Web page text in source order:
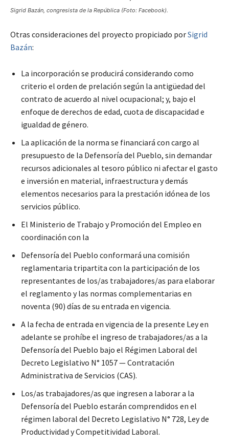
Sigrid Bazán, congresista de la República (Foto: Facebook).
Otras consideraciones del proyecto propiciado porSigrid
Bazán:
La incorporación se producirá considerando como
criterio el orden de prelación según la antigüedad del
contrato de acuerdo al nivel ocupacional; y, bajo el
enfoque de derechos de edad, cuota de discapacidad e
igualdad de género.
La aplicación de la norma se financiará con cargo al
presupuesto de la Defensoría del Pueblo, sin demandar
recursos adicionales al tesoro público ni afectar el gasto
e inversión en material, infraestructura y demás
elementos necesarios para la prestación idónea de los
servicios público.
El Ministerio de Trabajo y Promoción del Empleo en
coordinación con la
Defensoría del Pueblo conformará una comisión
reglamentaria tripartita con la participación de los
representantes de los/as trabajadores/as para elaborar
el reglamento y las normas complementarias en
noventa (90) días de su entrada en vigencia.
A la fecha de entrada en vigencia de la presente Ley en
adelante se prohíbe el ingreso de trabajadores/as a la
Defensoría del Pueblo bajo el Régimen Laboral del
Decreto Legislativo N° 1057 — Contratación
Administrativa de Servicios (CAS).
Los/as trabajadores/as que ingresen a laborar a la
Defensoría del Pueblo estarán comprendidos en el
régimen laboral del Decreto Legislativo N° 728, Ley de
Productividad y Competitividad Laboral.